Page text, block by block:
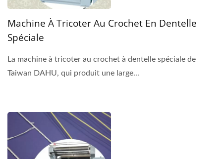
Machine À Tricoter Au Crochet En Dentelle
Spéciale
La machine à tricoter au crochet à dentelle spéciale de
Taiwan DAHU, qui produit une large...